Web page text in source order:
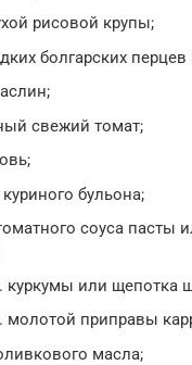
рисовой крупы;
болгарских
свежий томат;
бульона;
соуса пасты
куркумы или щепотка
молотой приправы
масла;